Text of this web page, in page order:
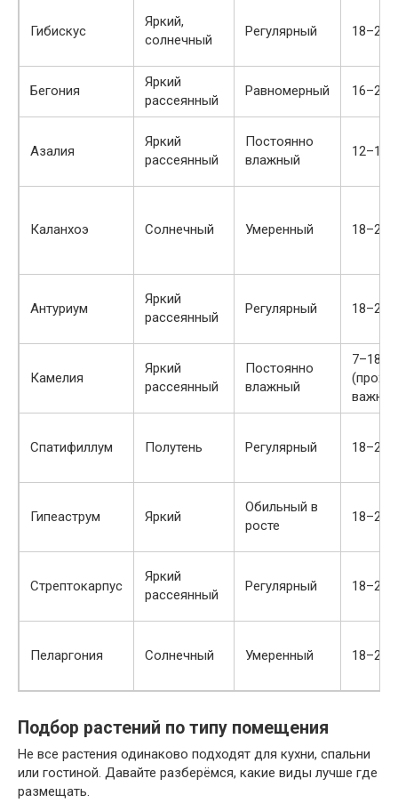
Гибискус
Яркий,
солнечный
Регулярный 18–24
Бегония
Яркий
рассеянный
Равномерный 16–24
Азалия
Яркий
рассеянный
Постоянно
влажный
12–18
Каланхоэ Солнечный Умеренный 18–24
Антуриум
Яркий
рассеянный
Регулярный 18–26
Камелия
Яркий
рассеянный
Постоянно
влажный
7–18 °C
важна)
Спатифиллум Полутень Регулярный 18–24
Гипеаструм Яркий
Обильный в
росте
18–24
Стрептокарпус
Яркий
рассеянный
Регулярный 18–22
Пеларгония Солнечный Умеренный 18–25
Подбор растений по типу помещения
Не все растения одинаково подходят для кухни, спальни
или гостиной. Давайте разберёмся, какие виды лучше где
размещать.